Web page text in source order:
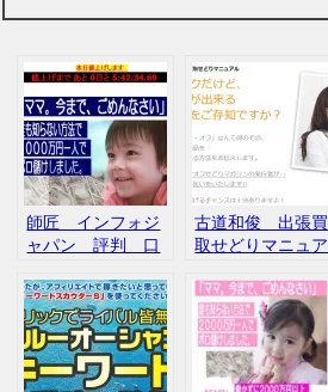
師匠 インフォジ
ャパン 評判 口
古道和俊 出張買
取せどりマニュア